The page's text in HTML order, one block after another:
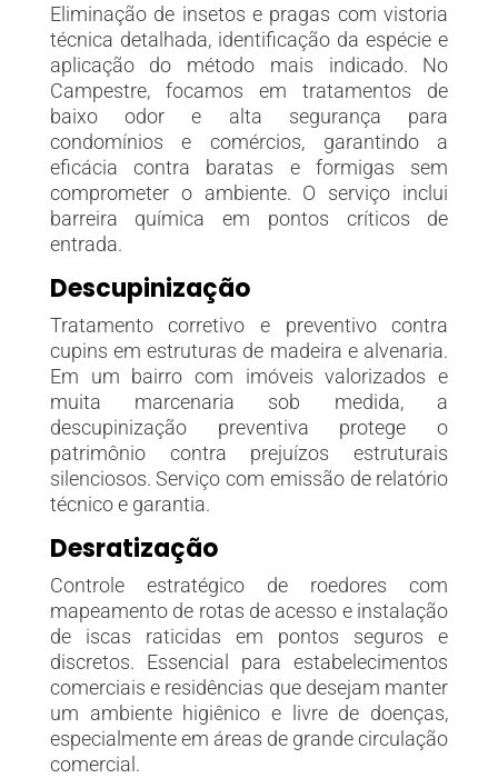
Eliminação de insetos e pragas com vistoria
técnica detalhada, identificação da espécie e
aplicação do método mais indicado. No
Campestre, focamos em tratamentos de
baixo odor e alta segurança para
condomínios e comércios, garantindo a
eficácia contra baratas e formigas sem
comprometer o ambiente. O serviço inclui
barreira química em pontos críticos de
entrada.
Descupinização
Tratamento corretivo e preventivo contra
cupins em estruturas de madeira e alvenaria.
Em um bairro com imóveis valorizados e
muita marcenaria sob medida, a
descupinização preventiva protege o
patrimônio contra prejuízos estruturais
silenciosos. Serviço com emissão de relatório
técnico e garantia.
Desratização
Controle estratégico de roedores com
mapeamento de rotas de acesso e instalação
de iscas raticidas em pontos seguros e
discretos. Essencial para estabelecimentos
comerciais e residências que desejam manter
um ambiente higiênico e livre de doenças,
especialmente em áreas de grande circulação
comercial.